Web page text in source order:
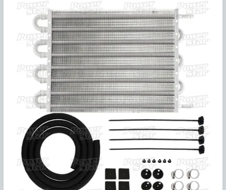
ENFRIADOR UNIVERSAL 6 TUBOS ALTURA 7 1/2", LARGO
1...
COMPARAR